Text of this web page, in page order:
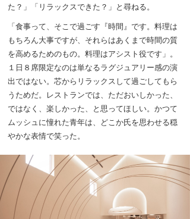
た？」「リラックスできた？」と尋ねる。
「食事って、そこで過ごす『時間』です。料理は
もちろん大事ですが、それらはあくまで時間の質
を高めるためのもの。料理はアシスト役です」。
１日８席限定なのは単なるラグジュアリー感の演
出ではない。芯からリラックスして過ごしてもら
うためだ。レストランでは、ただおいしかった、
ではなく、楽しかった、と思ってほしい。かつて
ムッシュに憧れた青年は、どこか氏を思わせる穏
やかな表情で笑った。